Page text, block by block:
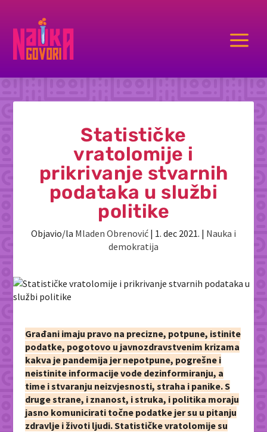
a
Statističke
vratolomije i
prikrivanje stvarnih
podataka u službi
politike
Objavio/la Mladen Obrenović | 1. dec 2021. | Nauka i
demokratija
Građani imaju pravo na precizne, potpune, istinite
podatke, pogotovo u javnozdravstvenim krizama
kakva je pandemija jer nepotpune, pogrešne i
neistinite informacije vode dezinformiranju, a
time i stvaranju neizvjesnosti, straha i panike. S
druge strane, i znanost, i struka, i politika moraju
jasno komunicirati točne podatke jer su u pitanju
zdravlje i životi ljudi. Statističke vratolomije su